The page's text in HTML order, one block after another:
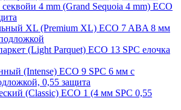
4 mm (Grand Sequoia 4 mm) ECO
XL (Premium XL) ECO 7 ABA 8 мм
(Light Parquet) ECO 13 SPC елочка
(Intense) ECO 9 SPC 6 мм с
0,55 защита
(Classic) ECO 1 (4 мм SPC 0,55